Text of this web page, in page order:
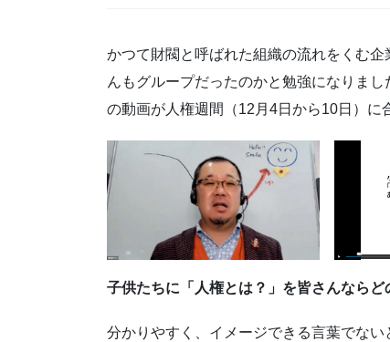
かつて財閥と呼ばれた組織の流れをくむ
んもグループだったのかと勉強になりま
の動画が人権週間（12月4日から10日）に
子供たちに「人権とは？」を皆さんならど
分かりやすく、イメージできる言葉でな